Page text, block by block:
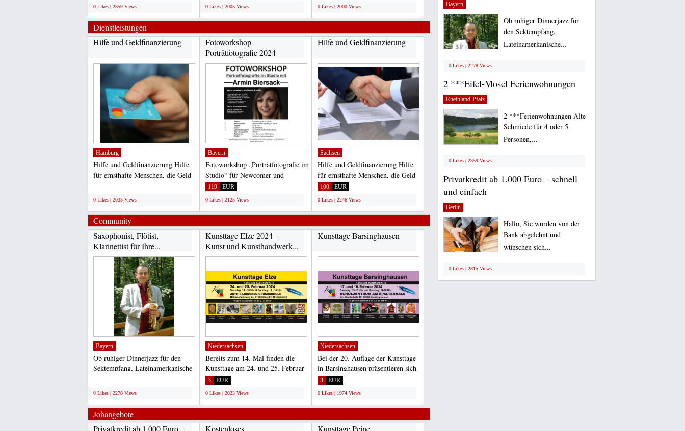
0 Likes | 2359 Views 0 Likes | 2005 Views 0 Likes | 2000 Views
Dienstleistungen
Hilfe und Geldfinanzierung
Hamburg
Hilfe und Geldfinanzierung Hilfe
für ernsthafte Menschen, die Geld
0 Likes | 2033 Views
Fotoworkshop
Porträtfotografie 2024
Bayern
Fotoworkshop „Porträtfotografie im
Studio“ für Newcomer und
Anfänger FOTOWORKSHOP...
119 EUR
0 Likes | 2125 Views
Hilfe und Geldfinanzierung
Sachsen
Hilfe und Geldfinanzierung Hilfe
für ernsthafte Menschen, die Geld
für alle Arten...
100 EUR
0 Likes | 2246 Views
Community
Saxophonist, Flötist,
Klarinettist für Ihre...
Bayern
Ob ruhiger Dinnerjazz für den
Sektempfang, Lateinamerkanische
0 Likes | 2278 Views
Kunsttage Elze 2024 –
Kunst und Kunsthandwerk...
Niedersachsen
Bereits zum 14. Mal finden die
Kunsttage am 24. und 25. Februar
in Elze statt. Rund...
3 EUR
0 Likes | 2023 Views
Kunsttage Barsinghausen
Niedersachsen
Bei der 20. Auflage der Kunsttage
in Barsinghausen präsentieren sich
am 17. Februar...
3 EUR
0 Likes | 1974 Views
Jobangebote
Bayern
Ob ruhiger Dinnerjazz für
den Sektempfang,
Lateinamerkanische...
0 Likes | 2278 Views
2 ***Eifel-Mosel Ferienwohnungen
Rheinland-Pfalz
2 ***Ferienwohnungen Alte
Schmiede für 4 oder 5
Personen,...
0 Likes | 2359 Views
Privatkredit ab 1.000 Euro – schnell
und einfach
Berlin
Hallo, Sie wurden von der
Bank abgelehnt und
wünschen sich...
0 Likes | 2815 Views